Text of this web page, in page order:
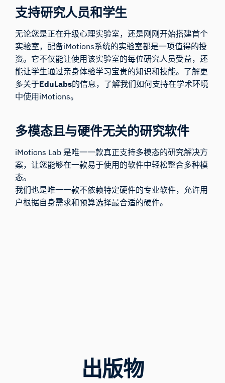
支持研究人员和学生
无论您是正在升级心理实验室，还是刚刚开始搭建首个
实验室，配备iMotions系统的实验室都是一项值得的投
资。它不仅能让使用该实验室的每位研究人员受益，还
能让学生通过亲身体验学习宝贵的知识和技能。了解更
多关于EduLabs的信息，了解我们如何支持在学术环境
中使用iMotions。
多模态且与硬件无关的研究软件
iMotions Lab 是唯一一款真正支持多模态的研究解决方
案，让您能够在一款易于使用的软件中轻松整合多种模
态。
我们也是唯一一款不依赖特定硬件的专业软件，允许用
户根据自身需求和预算选择最合适的硬件。
出版物